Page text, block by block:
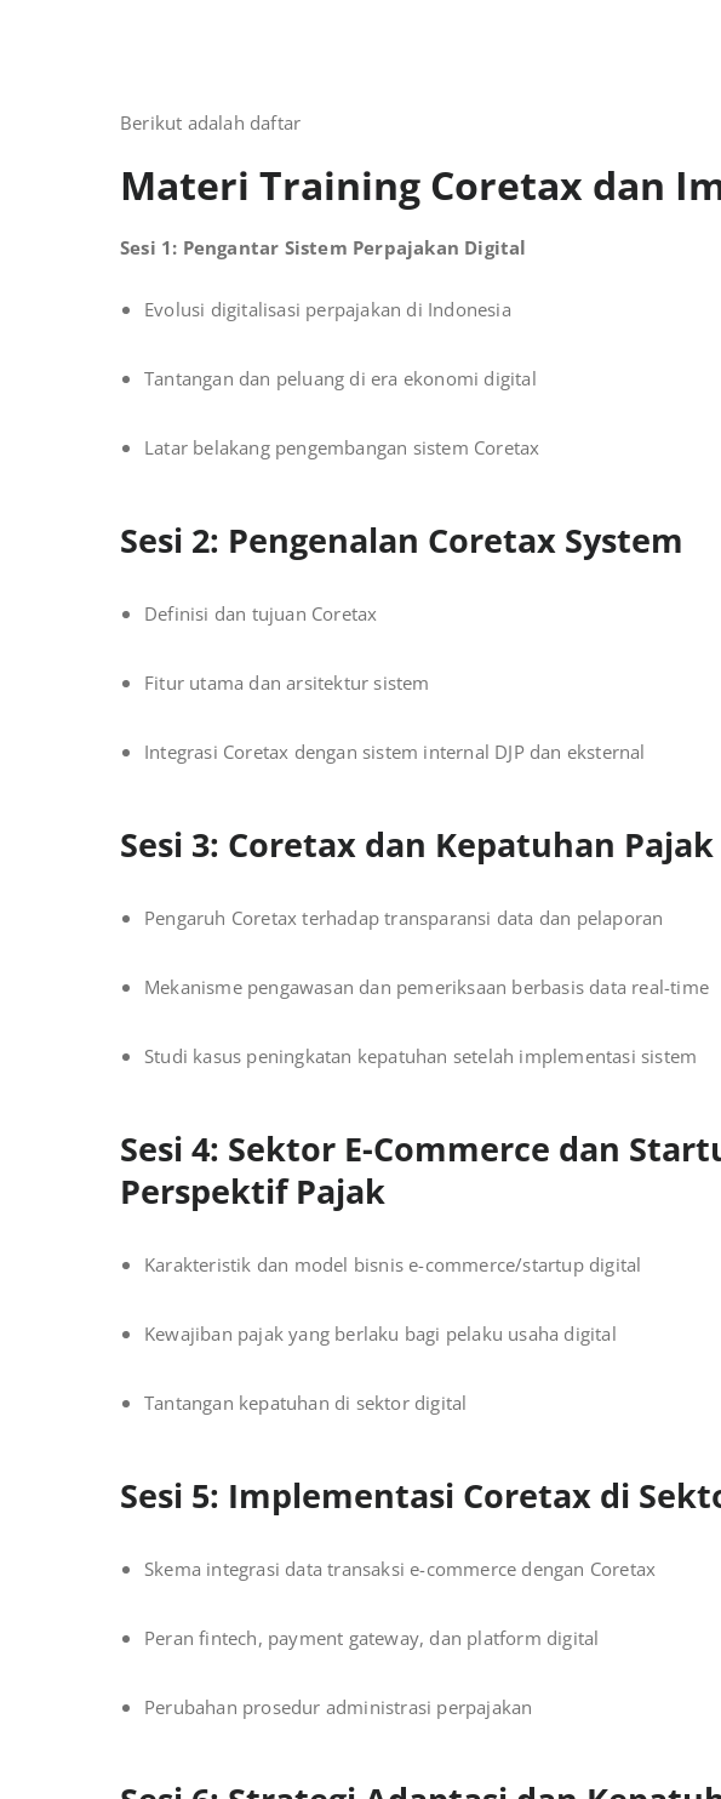
Berikut adalah daftar
Materi Training Coretax dan
Sesi 1: Pengantar Sistem Perpajakan Digital
Evolusi digitalisasi perpajakan di Indonesia
Tantangan dan peluang di era ekonomi digital
Latar belakang pengembangan sistem Coretax
Sesi 2: Pengenalan Coretax System
Definisi dan tujuan Coretax
Fitur utama dan arsitektur sistem
Integrasi Coretax dengan sistem internal DJP dan eksternal
Sesi 3: Coretax dan Kepatuhan Pajak
Pengaruh Coretax terhadap transparansi data dan pelaporan
Mekanisme pengawasan dan pemeriksaan berbasis data real-time
Studi kasus peningkatan kepatuhan setelah implementasi sistem
Sesi 4: Sektor E-Commerce dan
Perspektif Pajak
Karakteristik dan model bisnis e-commerce/startup digital
Kewajiban pajak yang berlaku bagi pelaku usaha digital
Tantangan kepatuhan di sektor digital
Sesi 5: Implementasi Coretax di
Skema integrasi data transaksi e-commerce dengan Coretax
Peran fintech, payment gateway, dan platform digital
Perubahan prosedur administrasi perpajakan